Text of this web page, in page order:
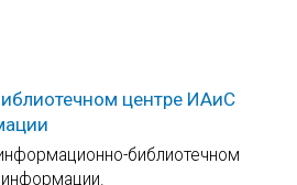
центре ИАиС
библиотечном